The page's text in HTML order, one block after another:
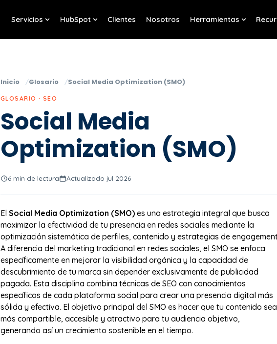
Servicios
Show submenu for Servicios
HubSpot
Show submenu for HubSpot
Clientes Nosotros Herramientas
Show
Inicio Glosario Social Media Optimization (SMO)
GLOSARIO · SEO
Social Media
Optimization (SMO)
6 min de lectura Actualizado jul 2026
El Social Media Optimization (SMO) es una estrategia integral que busca
maximizar la efectividad de tu presencia en redes sociales mediante la
optimización sistemática de perfiles, contenido y estrategias de
A diferencia del marketing tradicional en redes sociales, el SMO se enfoca
específicamente en mejorar la visibilidad orgánica y la capacidad de
descubrimiento de tu marca sin depender exclusivamente de publicidad
pagada. Esta disciplina combina técnicas de SEO con conocimientos
específicos de cada plataforma social para crear una presencia digital más
sólida y efectiva. El objetivo principal del SMO es hacer que tu contenido sea
más compartible, accesible y atractivo para tu audiencia objetivo,
generando así un crecimiento sostenible en el tiempo.